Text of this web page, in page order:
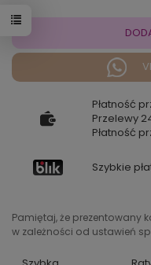
Płatność
Przelewy
Płatność
Szybkie
Pamiętaj, że prezentowany
w zależności od ustawień